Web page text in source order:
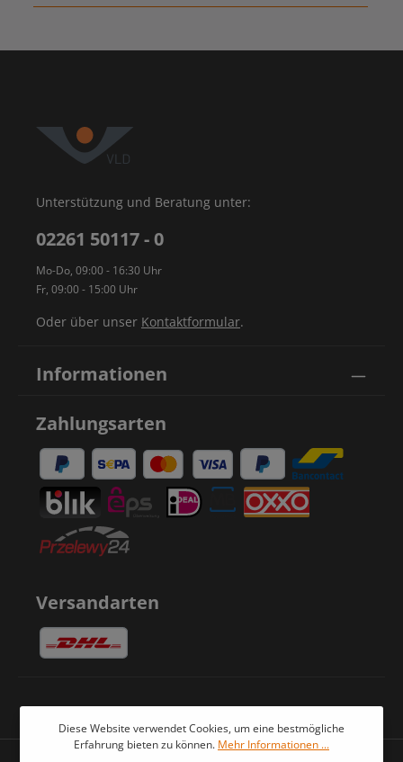
Unterstützung und Beratung unter:
02261 50117 - 0
Mo-Do, 09:00 - 16:30 Uhr
Fr, 09:00 - 15:00 Uhr
Oder über unser Kontaktformular.
Informationen
Zahlungsarten
Versandarten
Diese Website verwendet Cookies, um eine bestmögliche
Erfahrung bieten zu können. Mehr Informationen ...